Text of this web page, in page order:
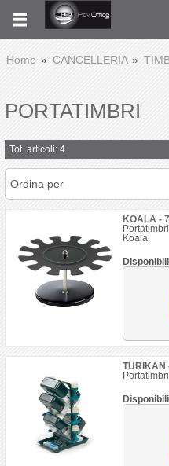
Home CANCELLERIA
PORTATIMBRI
Tot. articoli: 4
Ordina per
KOALA -
Koala
TURIKAN